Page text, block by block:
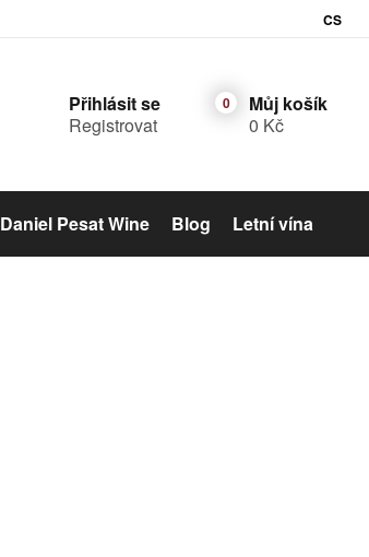
CS
Přihlásit se
Registrovat
Můj košík
0 Kč
Daniel Pesat Wine Blog Letní vína